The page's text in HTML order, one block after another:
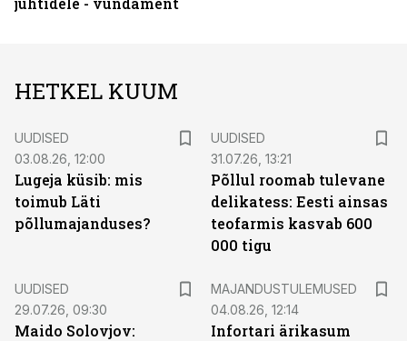
HETKEL KUUM
UUDISED
03.08.26, 12:00
Lugeja küsib: mis
toimub Läti
põllumajanduses?
UUDISED
31.07.26, 13:21
Põllul roomab tulevane
delikatess: Eesti ainsas
teofarmis kasvab 600
000 tigu
UUDISED
29.07.26, 09:30
Maido Solovjov:
MAJANDUSTULEMUSED
04.08.26, 12:14
Infortari ärikasum